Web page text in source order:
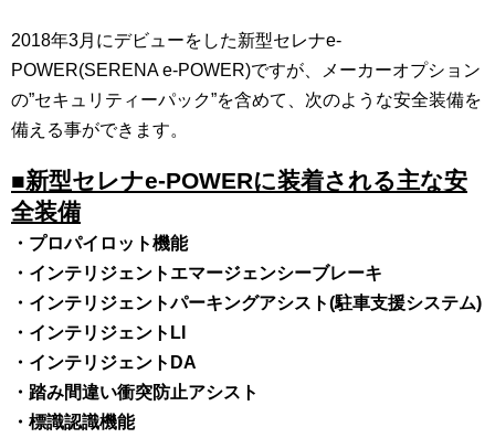
2018年3月にデビューをした新型セレナe-
POWER(SERENA e-POWER)ですが、メーカーオプション
の”セキュリティーパック”を含めて、次のような安全装備を
備える事ができます。
■新型セレナe-POWERに装着される主な安
全装備
・プロパイロット機能
・インテリジェントエマージェンシーブレーキ
・インテリジェントパーキングアシスト(駐車支援システム)
・インテリジェントLI
・インテリジェントDA
・踏み間違い衝突防止アシスト
・標識認識機能